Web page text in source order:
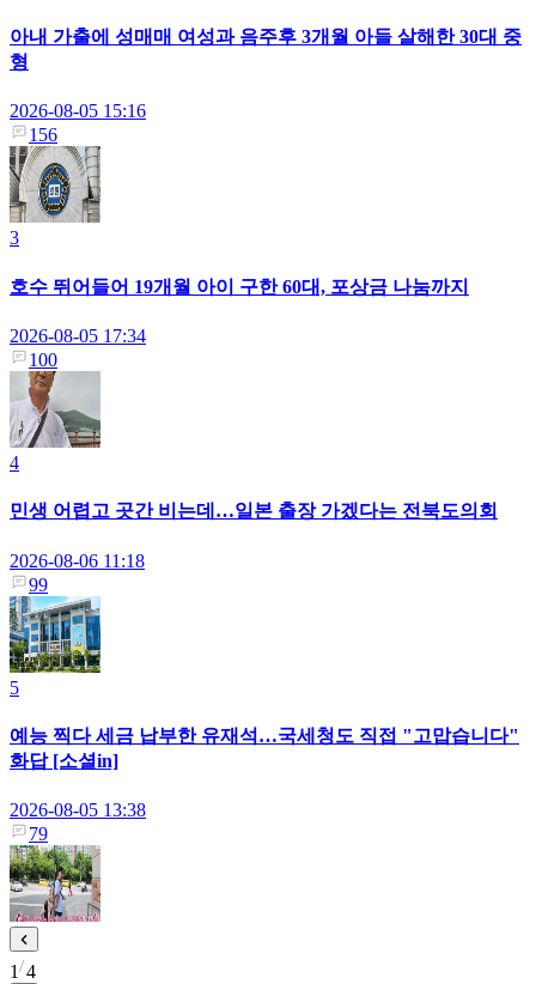
아내 가출에 성매매 여성과 음주후 3개월 아들 살해한 30대 중
형
2026-08-05 15:16
156
3
호수 뛰어들어 19개월 아이 구한 60대, 포상금 나눔까지
2026-08-05 17:34
100
4
민생 어렵고 곳간 비는데…일본 출장 가겠다는 전북도의회
2026-08-06 11:18
99
5
예능 찍다 세금 납부한 유재석…국세청도 직접 "고맙습니다"
화답 [소셜in]
2026-08-05 13:38
79
1 4